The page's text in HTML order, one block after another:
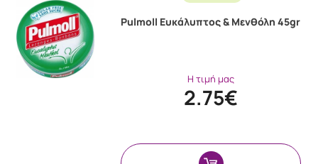
Pulmoll Ευκάλυπτος & Μενθόλη 45gr
Η τιμή μας
2.75€